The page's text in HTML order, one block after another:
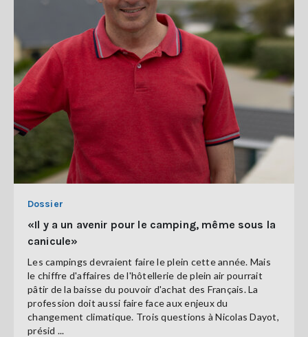
Dossier
«Il y a un avenir pour le camping, même sous la
canicule»
Les campings devraient faire le plein cette année. Mais
le chiffre d'affaires de l'hôtellerie de plein air pourrait
pâtir de la baisse du pouvoir d'achat des Français. La
profession doit aussi faire face aux enjeux du
changement climatique. Trois questions à Nicolas Dayot,
présid ...